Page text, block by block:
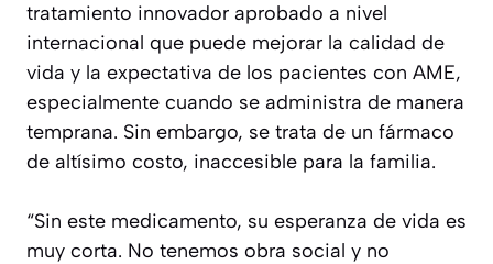
tratamiento innovador aprobado a nivel
internacional que puede mejorar la calidad de
vida y la expectativa de los pacientes con AME,
especialmente cuando se administra de manera
temprana. Sin embargo, se trata de un fármaco
de altísimo costo, inaccesible para la familia.
“Sin este medicamento, su esperanza de vida es
muy corta. No tenemos obra social y no